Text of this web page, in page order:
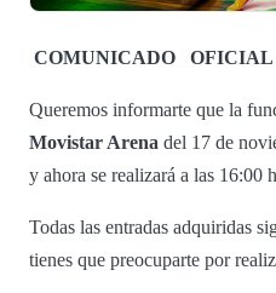
COMUNICADO OFICIAL
Queremos informarte que la
Movistar Arena del 17 de
y ahora se realizará a las 16:00
Todas las entradas adquiridas
tienes que preocuparte por